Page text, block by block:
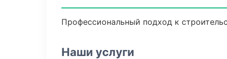
Профессиональный подход к
Наши услуги